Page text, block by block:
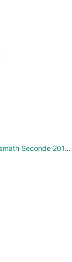
Ex 71 p 64 : fonctions affines (Nathan Transmath Seconde 2011).ggb